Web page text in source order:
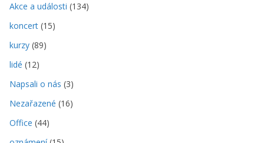
Akce a události (134)
koncert (15)
kurzy (89)
lidé (12)
Napsali o nás (3)
Nezařazené (16)
Office (44)